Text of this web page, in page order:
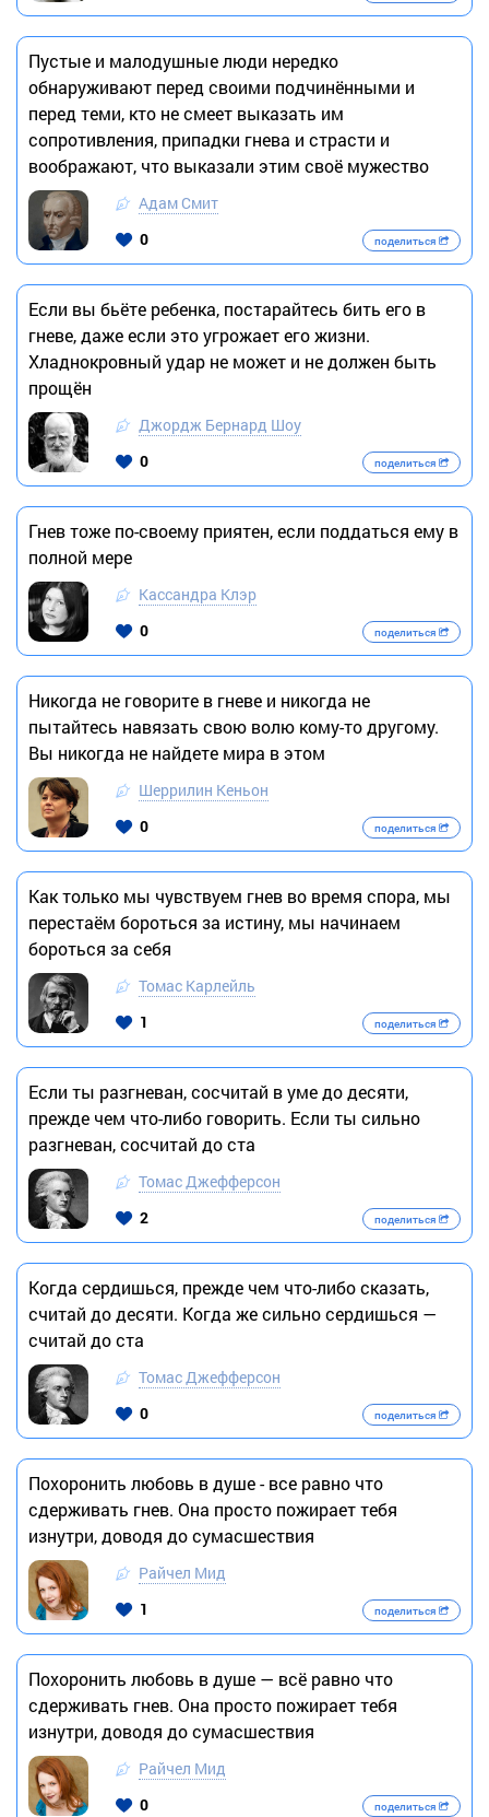
Пустые и малодушные люди нередко
обнаруживают перед своими подчинёнными и
перед теми, кто не смеет выказать им
сопротивления, припадки гнева и страсти и
воображают, что выказали этим своё мужество
Адам Смит
0
поделиться
Если вы бьёте ребенка, постарайтесь бить его в
гневе, даже если это угрожает его жизни.
Хладнокровный удар не может и не должен быть
прощён
Джордж Бернард Шоу
0
поделиться
Гнев тоже по-своему приятен, если поддаться ему в
полной мере
Кассандра Клэр
0
поделиться
Никогда не говорите в гневе и никогда не
пытайтесь навязать свою волю кому-то другому.
Вы никогда не найдете мира в этом
Шеррилин Кеньон
0
поделиться
Как только мы чувствуем гнев во время спора, мы
перестаём бороться за истину, мы начинаем
бороться за себя
Томас Карлейль
1
поделиться
Если ты разгневан, сосчитай в уме до десяти,
прежде чем что-либо говорить. Если ты сильно
разгневан, сосчитай до ста
Томас Джефферсон
2
поделиться
Когда сердишься, прежде чем что-либо сказать,
считай до десяти. Когда же сильно сердишься —
считай до ста
Томас Джефферсон
0
поделиться
Похоронить любовь в душе - все равно что
сдерживать гнев. Она просто пожирает тебя
изнутри, доводя до сумасшествия
Райчел Мид
1
поделиться
Похоронить любовь в душе — всё равно что
сдерживать гнев. Она просто пожирает тебя
изнутри, доводя до сумасшествия
Райчел Мид
0
поделиться